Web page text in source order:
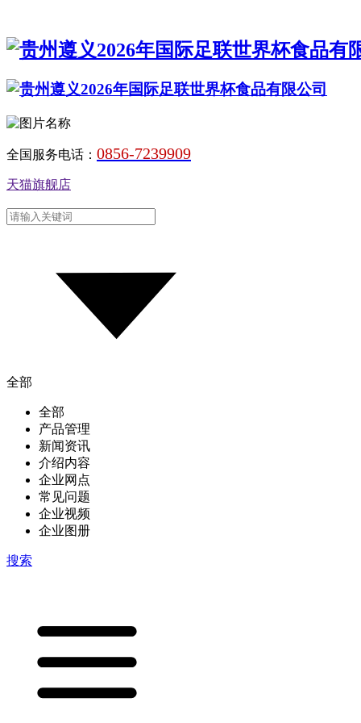
全国服务电话： 0856-7239909
天猫旗舰店
全部
全部
产品管理
新闻资讯
介绍内容
企业网点
常见问题
企业视频
企业图册
搜索